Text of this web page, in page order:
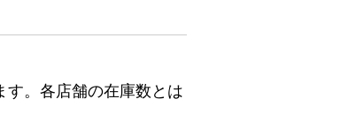
す。各店舗の在庫数とは